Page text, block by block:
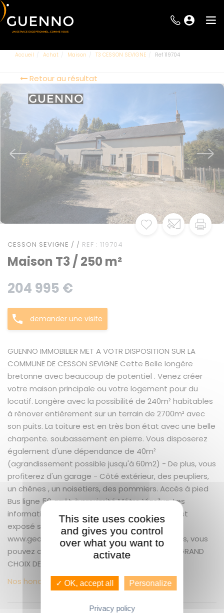
Accueil Achat Maison T3 CESSON SEVIGNE Ref 119704
Retour au résultat
CESSON SEVIGNE / / REF : 119704
Maison T3 / 250 m²
204 995 €
demander une visite
GUENNO IMMOBILIER MET A VOTR DISPOSITION SUR LA
COMMUNE DE CESSON SEVIGNE Cette Belle longère
bretonne avec beaucoup de potentiel . Venez créer
votre maison principale ou votre logement pour du
locatif. Longère avec la possibilité de 240m² habitables
à rénover entièrement sur un terrain de 2700m² avec
son puits. La toiture est en très bon état avec une belle
charpente. soubassement en pierre. Vous disposerez
également d'une dépendance de 40m²
(agrandissement possible jusqu'à 60m2) - De plus, vous
profiterez d'un garage - Côté extérieur, des peupliers,
un chênes , un noisetiers, des pommiers. Accès à pied
Bus ligne 50 arrêt à proximité Métro Viasilva. Les
informations sur les risques auxquels ce bien est
exposé sont disponibles sur le site Géorisques :
www.georisques.gouv.fr Pour plus d'informations, vous
pouvez contacter: GUENNO IMMOBILIER LE PLUS GRAND
CHOIX DE BIENS SUR RENNES ET SA PERIPHERIE.
Nos honoraires
This site uses cookies
and gives you control
over what you want to
activate
✓ OK, accept all Personalize
Privacy policy